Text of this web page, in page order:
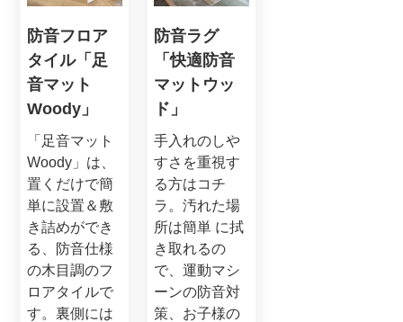
防音フロア
タイル「足
音マット
Woody」
「足音マット
Woody」は、
置くだけで簡
単に設置＆敷
き詰めができ
る、防音仕様
の木目調のフ
ロアタイルで
す。裏側には
防音ラグ
「快適防音
マットウッ
ド」
手入れのしや
すさを重視す
る方はコチ
ラ。汚れた場
所は簡単 に拭
き取れるの
で、運動マシ
ーンの防音対
策、お子様の